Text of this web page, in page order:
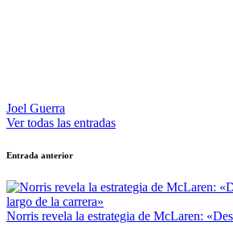
Joel Guerra
Ver todas las entradas
Navegación
de
entradas
Entrada anterior
Norris revela la estrategia de McLaren: